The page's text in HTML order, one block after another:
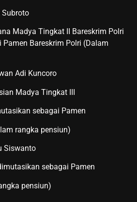
Subroto
Madya Tingkat II Bareskrim Polri
Bareskrim Polri (Dalam
Adi Kuncoro
Madya Tingkat III
sebagai Pamen
rangka pensiun)
Siswanto
sebagai Pamen
pensiun)